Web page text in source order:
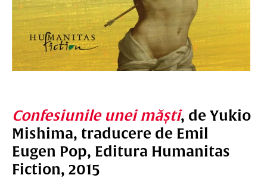
Confesiunile unei măști, de Yukio
Mishima, traducere de Emil
Eugen Pop, Editura Humanitas
Fiction, 2015